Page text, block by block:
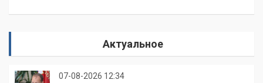
Актуальное
07-08-2026 12:34